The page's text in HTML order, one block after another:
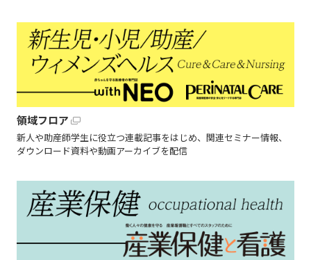
領域フロア
新人や助産師学生に役立つ連載記事をはじめ、関連セミナー情報、
ダウンロード資料や動画アーカイブを配信